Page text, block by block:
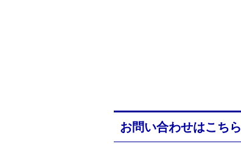
お問い合わせはこちら